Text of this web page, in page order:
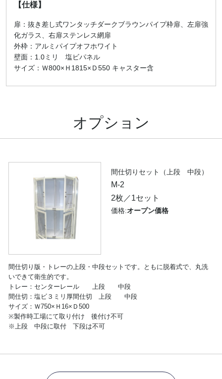
【仕様】
扉：抜き差し式ワンタッチダークブラウンパイプ枠扉、左扉強
化ガラス、右扉ステンレス網扉
外枠：アルミパイプオフホワイト
壁面：1.0ミリ 塩ビパネル
サイズ：Ｗ800×Ｈ1815×Ｄ550 キャスター含
オプション
間仕切りセット（上段 中段）
M-2
2枚／1セット
価格:オープン価格
間仕切り版・トレーの上段・中段セットです。ともに脱着式で、丸洗
いできて衛生的です。
トレー：センターレール 上段 中段
間仕切：塩ビ３ミリ厚間仕切 上段 中段
サイズ：Ｗ750×Ｈ16×Ｄ500
※製作時工場にて取り付け 後付け不可
※上段 中段に取付 下段は不可